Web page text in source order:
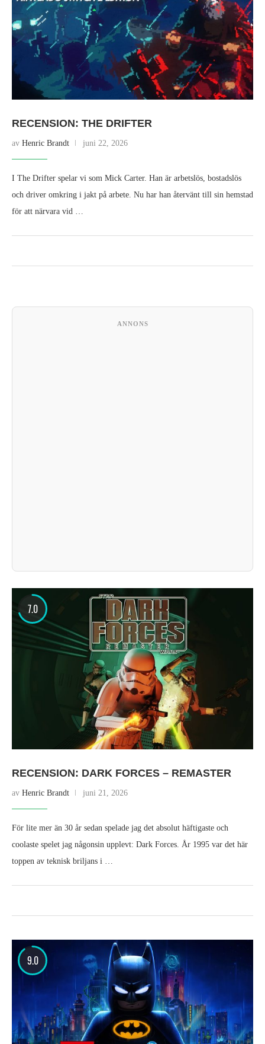
RECENSION: THE DRIFTER
av Henric Brandt juni 22, 2026
I The Drifter spelar vi som Mick Carter. Han är arbetslös, bostadslös
och driver omkring i jakt på arbete. Nu har han återvänt till sin hemstad
för att närvara vid …
ANNONS
7.0
RECENSION: DARK FORCES – REMASTER
av Henric Brandt juni 21, 2026
För lite mer än 30 år sedan spelade jag det absolut häftigaste och
coolaste spelet jag någonsin upplevt: Dark Forces. År 1995 var det här
toppen av teknisk briljans i …
9.0